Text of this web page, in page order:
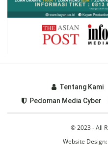
Tentang Kami
Pedoman Media Cyber
© 2023 - All
Website Design: